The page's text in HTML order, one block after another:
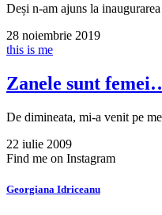
Deși n-am ajuns la
28 noiembrie 2019
this is me
Zanele sunt
De dimineata, mi-a venit pe
22 iulie 2009
Find me on Instagram
Georgiana Idriceanu